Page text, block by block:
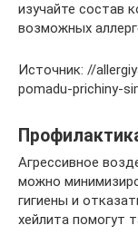
изучайте состав
возможных
Источник: //
pomadu-prichiny-
Агрессивное
можно
гигиены и
хейлита помогут